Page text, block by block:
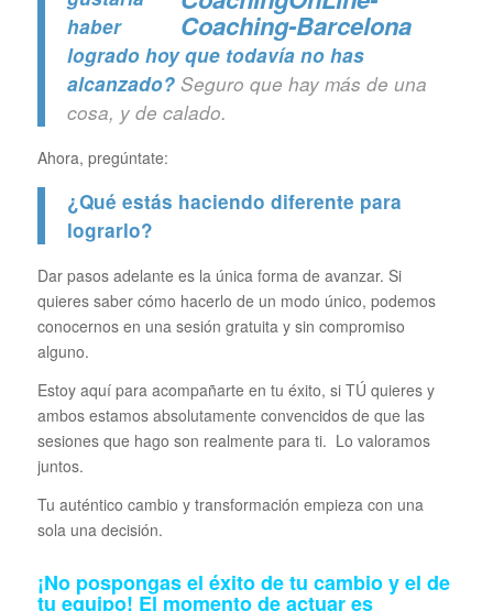
haber
logrado hoy que todavía no has
alcanzado? Seguro que hay más de una
cosa, y de calado.
Ahora, pregúntate:
¿Qué estás haciendo diferente para
lograrlo?
Dar pasos adelante es la única forma de avanzar. Si
quieres saber cómo hacerlo de un modo único, podemos
conocernos en una sesión gratuita y sin compromiso
alguno.
Estoy aquí para acompañarte en tu éxito, si TÚ quieres y
ambos estamos absolutamente convencidos de que las
sesiones que hago son realmente para ti. Lo valoramos
juntos.
Tu auténtico cambio y transformación empieza con una
sola una decisión.
¡No pospongas el éxito de tu cambio y el de
tu equipo! El momento de actuar es